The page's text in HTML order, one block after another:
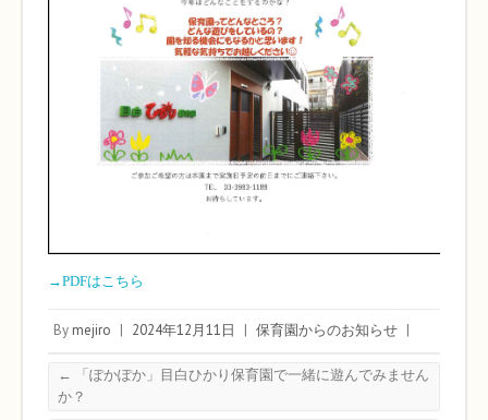
→PDFはこちら
By mejiro | 2024年12月11日 | 保育園からのお知らせ |
←
「ぽかぽか」目白ひかり保育園で一緒に遊んでみません
か？